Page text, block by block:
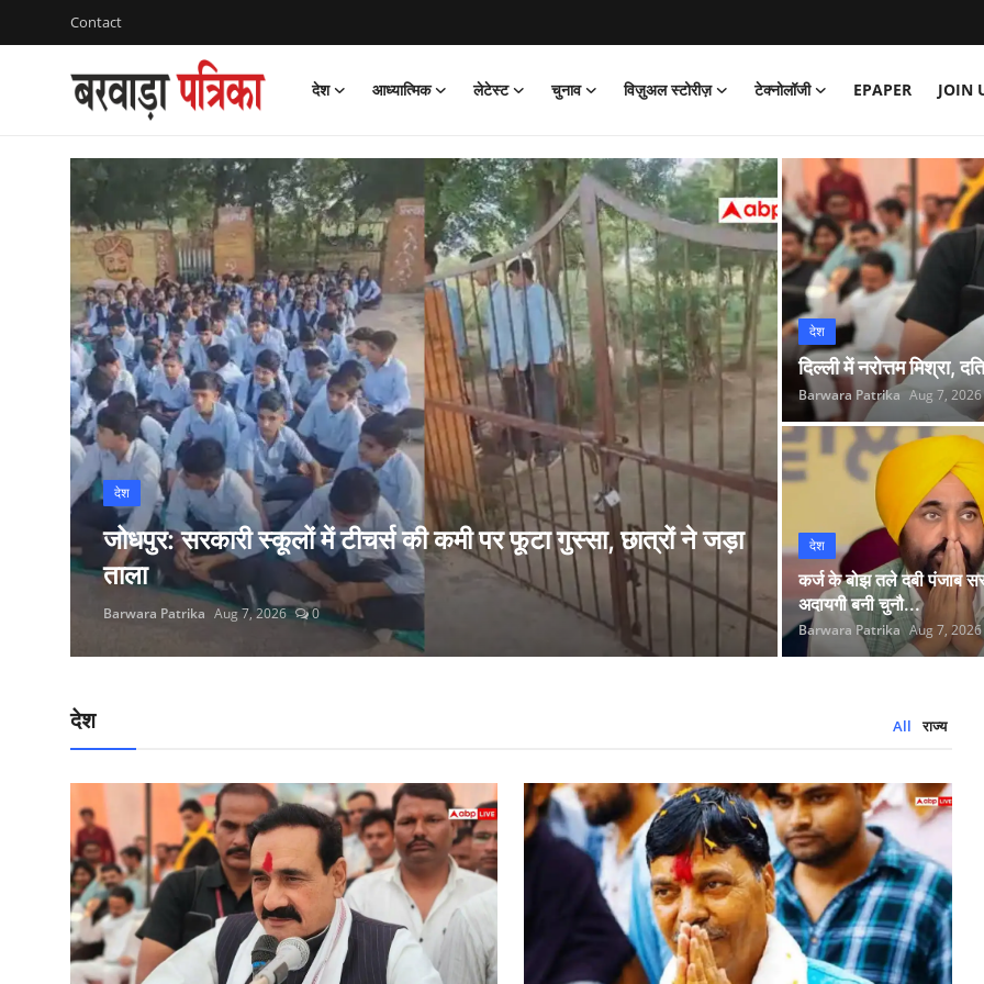
Contact
देश आध्यात्मिक लेटेस्ट चुनाव विज़ुअल स्टोरीज़ टेक्नोलॉजी EPAPER
JOIN
आध्यात्मिक
विज़ुअल स्टोरीज़
टेक्नोलॉजी
Epaper
बरवाड़ा पत्रिका
देश
जोधपुर: सरकारी स्कूलों में टीचर्स की कमी पर फूटा गुस्सा, छात्रों ने जड़ा
ताला
Barwara Patrika Aug 7, 2026 0
दिल्ली में नई स्टेम
Barwara Patrika Aug 7,
देश
दिल्ली में नरोत्तम मिश्रा,
Barwara Patrika Aug 7, 2026
देश
कर्ज के बोझ तले दबी पंजाब
अदायगी बनी चुनौ...
Barwara Patrika Aug 7, 2026
देश All राज्य